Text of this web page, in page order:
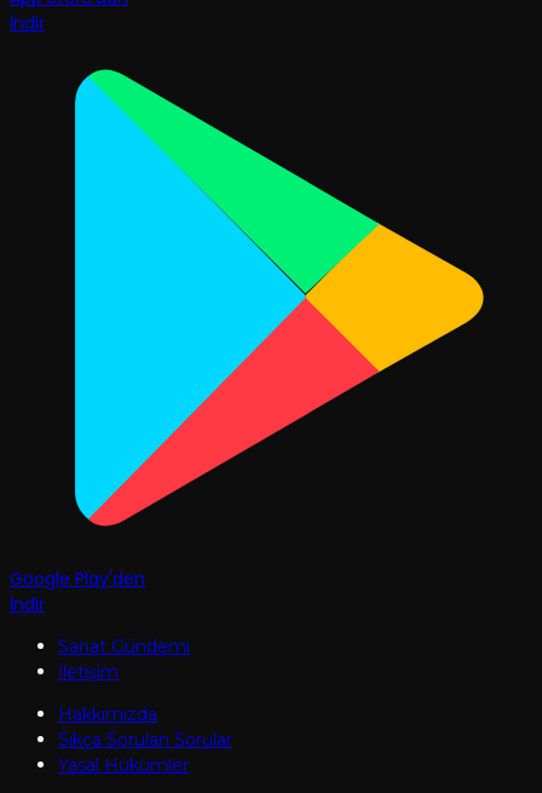
İndir
Google Play'den
İndir
Sanat Gündemi
İletişim
Hakkımızda
Sıkça Sorulan Sorular
Yasal Hükümler